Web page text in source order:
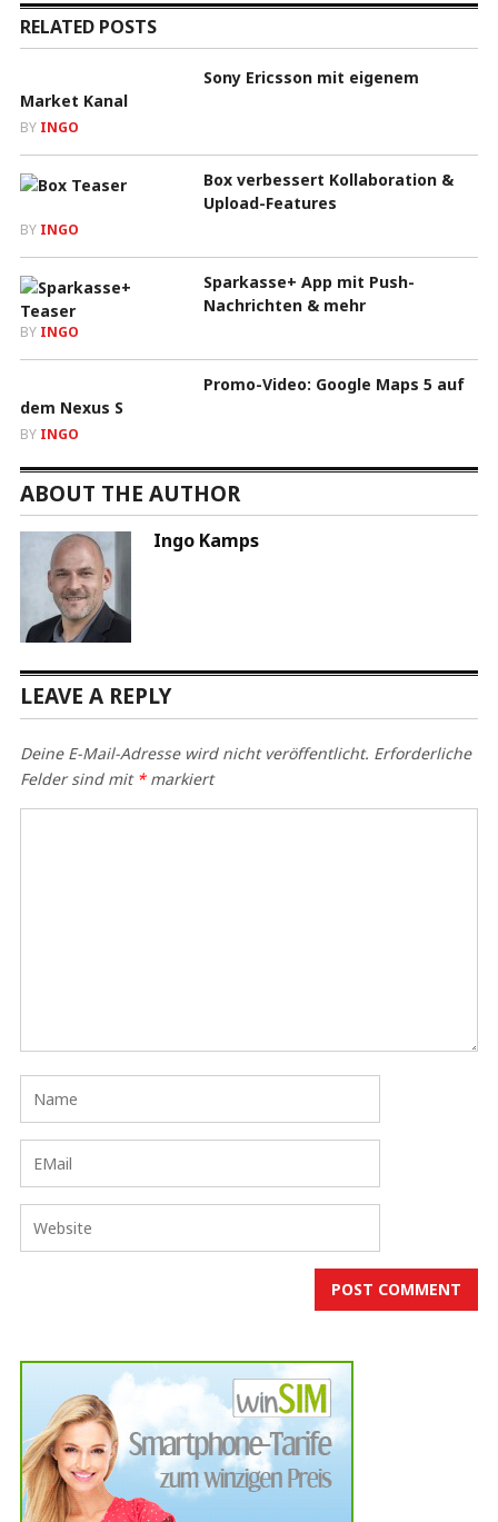
RELATED POSTS
Sony Ericsson mit eigenem
Market Kanal
BY INGO
Box verbessert Kollaboration &
Upload-Features
BY INGO
Sparkasse+ App mit Push-
Nachrichten & mehr
BY INGO
Promo-Video: Google Maps 5 auf
dem Nexus S
BY INGO
ABOUT THE AUTHOR
Ingo Kamps
LEAVE A REPLY
Deine E-Mail-Adresse wird nicht veröffentlicht. Erforderliche
Felder sind mit *markiert